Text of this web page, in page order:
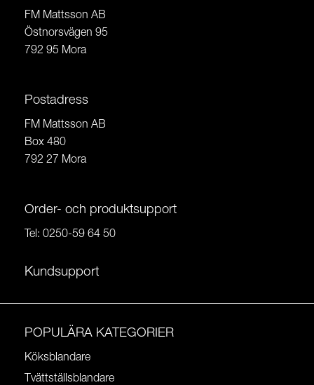
FM Mattsson AB
Östnorsvägen 95
792 95 Mora
Postadress
FM Mattsson AB
Box 480
792 27 Mora
Order- och produktsupport
Tel: 0250-59 64 50
Kundsupport
POPULÄRA KATEGORIER
Köksblandare
Tvättställsblandare